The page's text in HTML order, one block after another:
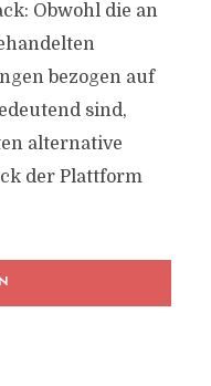
Obwohl die an
bezogen auf
sind,
alternative
der Plattform